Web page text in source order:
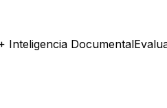
Inteligencia Documental